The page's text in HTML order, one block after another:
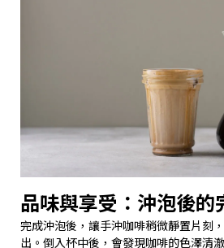
品味與享受：沖泡後的
完成沖泡後，讓手沖咖啡稍微靜置片刻
出。倒入杯中後，會發現咖啡的色澤清